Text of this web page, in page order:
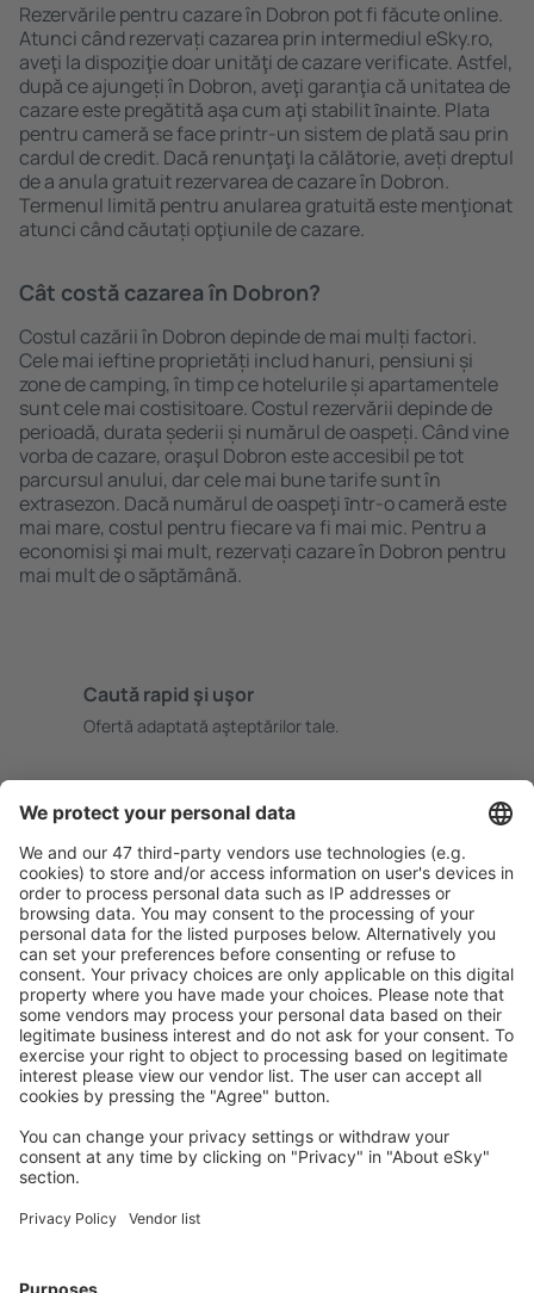
Rezervările pentru cazare în Dobron pot fi făcute online.
Atunci când rezervați cazarea prin intermediul eSky.ro,
aveţi la dispoziţie doar unităţi de cazare verificate. Astfel,
după ce ajungeți în Dobron, aveţi garanţia că unitatea de
cazare este pregătită aşa cum aţi stabilit ȋnainte. Plata
pentru cameră se face printr-un sistem de plată sau prin
cardul de credit. Dacă renunţaţi la călătorie, aveți dreptul
de a anula gratuit rezervarea de cazare în Dobron.
Termenul limită pentru anularea gratuită este menţionat
atunci când căutați opţiunile de cazare.
Cât costă cazarea în Dobron?
Costul cazării în Dobron depinde de mai mulți factori.
Cele mai ieftine proprietăți includ hanuri, pensiuni și
zone de camping, în timp ce hotelurile și apartamentele
sunt cele mai costisitoare. Costul rezervării depinde de
perioadă, durata șederii și numărul de oaspeți. Când vine
vorba de cazare, oraşul Dobron este accesibil pe tot
parcursul anului, dar cele mai bune tarife sunt în
extrasezon. Dacă numărul de oaspeţi ȋntr-o cameră este
mai mare, costul pentru fiecare va fi mai mic. Pentru a
economisi şi mai mult, rezervați cazare în Dobron pentru
mai mult de o săptămână.
Caută rapid şi uşor
Ofertă adaptată aşteptărilor tale.
Rezervare fără griji cu opțiune gratuită de anulare.
Economiseşte mai mult
Prețuri atractive și oferte speciale pentru utilizatorii
conectați.
Cazarea preferată
Alege din peste 1,3 mil. de opţiuni: hoteluri, cabane,
apartamente și altele.
Cele mai căutate cazări de către utilizatorii eSky
Cazare în Polonia - Orașe populare